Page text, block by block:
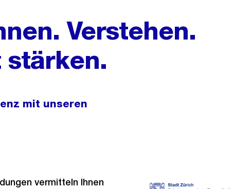
Verstehen.
stärken.
mit unseren
vermitteln Ihnen